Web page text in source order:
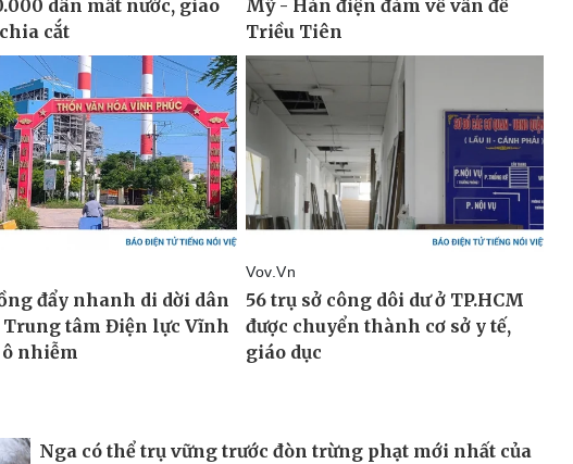
Nga có thể trụ vững trước đòn trừng phạt mới nhất của